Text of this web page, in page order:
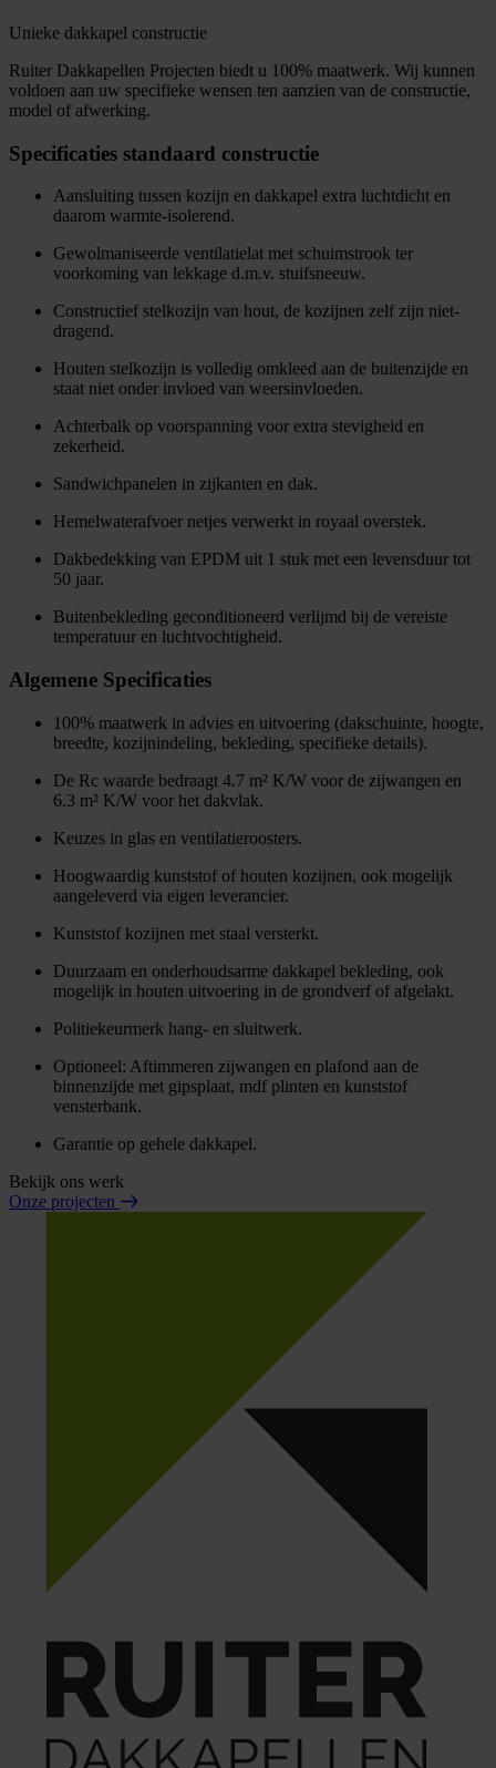
Unieke dakkapel constructie
Ruiter Dakkapellen Projecten biedt u 100% maatwerk. Wij kunnen
voldoen aan uw specifieke wensen ten aanzien van de constructie,
model of afwerking.
Specificaties standaard constructie
Aansluiting tussen kozijn en dakkapel extra luchtdicht en
daarom warmte-isolerend.
Gewolmaniseerde ventilatielat met schuimstrook ter
voorkoming van lekkage d.m.v. stuifsneeuw.
Constructief stelkozijn van hout, de kozijnen zelf zijn niet-
dragend.
Houten stelkozijn is volledig omkleed aan de buitenzijde en
staat niet onder invloed van weersinvloeden.
Achterbalk op voorspanning voor extra stevigheid en
zekerheid.
Sandwichpanelen in zijkanten en dak.
Hemelwaterafvoer netjes verwerkt in royaal overstek.
Dakbedekking van EPDM uit 1 stuk met een levensduur tot
50 jaar.
Buitenbekleding geconditioneerd verlijmd bij de vereiste
temperatuur en luchtvochtigheid.
Algemene Specificaties
100% maatwerk in advies en uitvoering (dakschuinte, hoogte,
breedte, kozijnindeling, bekleding, specifieke details).
De Rc waarde bedraagt 4.7 m² K/W voor de zijwangen en
6.3 m² K/W voor het dakvlak.
Keuzes in glas en ventilatieroosters.
Hoogwaardig kunststof of houten kozijnen, ook mogelijk
aangeleverd via eigen leverancier.
Kunststof kozijnen met staal versterkt.
Duurzaam en onderhoudsarme dakkapel bekleding, ook
mogelijk in houten uitvoering in de grondverf of afgelakt.
Politiekeurmerk hang- en sluitwerk.
Optioneel: Aftimmeren zijwangen en plafond aan de
binnenzijde met gipsplaat, mdf plinten en kunststof
vensterbank.
Garantie op gehele dakkapel.
Bekijk ons werk
Onze projecten